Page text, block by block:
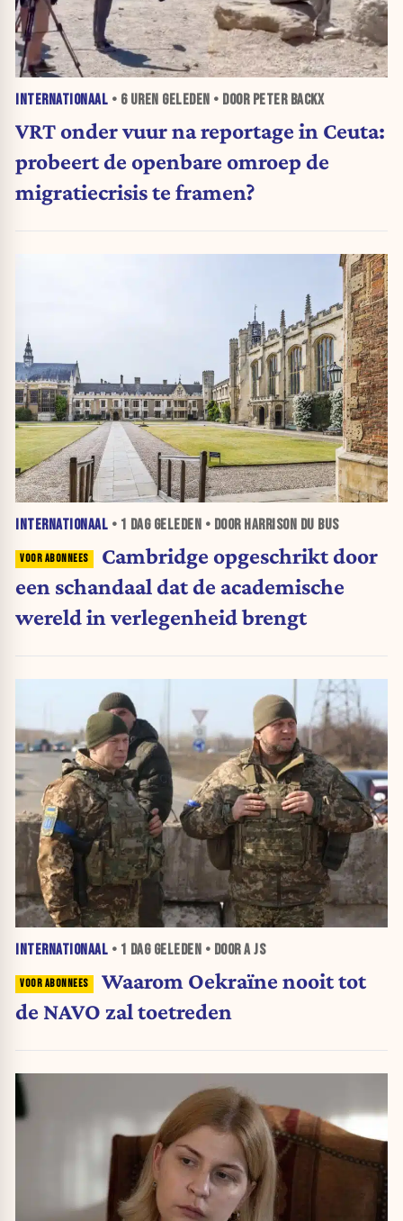
INTERNATIONAAL • 6 UREN GELEDEN • DOOR PETER BACKX
VRT onder vuur na reportage in Ceuta:
probeert de openbare omroep de
migratiecrisis te framen?
INTERNATIONAAL • 1 DAGGELEDEN • DOOR HARRISON DU BUS
Cambridge opgeschrikt door
een schandaal dat de academische
wereld in verlegenheid brengt
INTERNATIONAAL • 1 DAGGELEDEN • DOOR A JS
Waarom Oekraïne nooit tot
de NAVO zal toetreden